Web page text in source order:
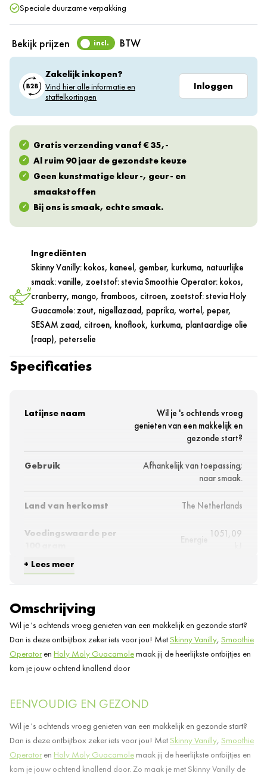
Speciale duurzame verpakking
Bekijk prijzen incl. BTW
Zakelijk inkopen?
Vind hier alle informatie en
staffelkortingen
Inloggen
Gratis verzending vanaf € 35,-
Al ruim 90 jaar de gezondste keuze
Geen kunstmatige kleur-, geur- en
smaakstoffen
Bij ons is smaak, echte smaak.
Ingrediënten
Skinny Vanilly: kokos, kaneel, gember, kurkuma, natuurlijke
smaak: vanille, zoetstof: stevia Smoothie Operator: kokos,
cranberry, mango, framboos, citroen, zoetstof: stevia Holy
Guacamole: zout, nigellazaad, paprika, wortel, peper,
SESAM zaad, citroen, knoflook, kurkuma, plantaardige olie
(raap), peterselie
Specificaties
Latijnse naam
Wil je 's ochtends vroeg
genieten van een makkelijk en
gezonde start?
Gebruik
Afhankelijk van toepassing;
naar smaak.
Land van herkomst The Netherlands
Voedingswaarde per
Energie
1051,09
gram
vetzuren
Koolhydraten 64 gram
waarvan suikers
0,6
Lees meer
Omschrijving
Wil je 's ochtends vroeg genieten van een makkelijk en gezonde start?
Dan is deze ontbijtbox zeker iets voor jou! MetSkinny Vanilly, Smoothie
Operator en Holy Moly Guacamolemaak jij de heerlijkste ontbijtjes en
kom je jouw ochtend knallend door
EENVOUDIG EN GEZOND
Wil je 's ochtends vroeg genieten van een makkelijk en gezonde start?
Dan is deze ontbijtbox zeker iets voor jou! MetSkinny Vanilly Smoothie
Operator en Holy Moly Guacamole maak jij de heerlijkste ontbijtjes en
kom je jouw ochtend knallend door. Zo maak je met Skinny Vanilly de